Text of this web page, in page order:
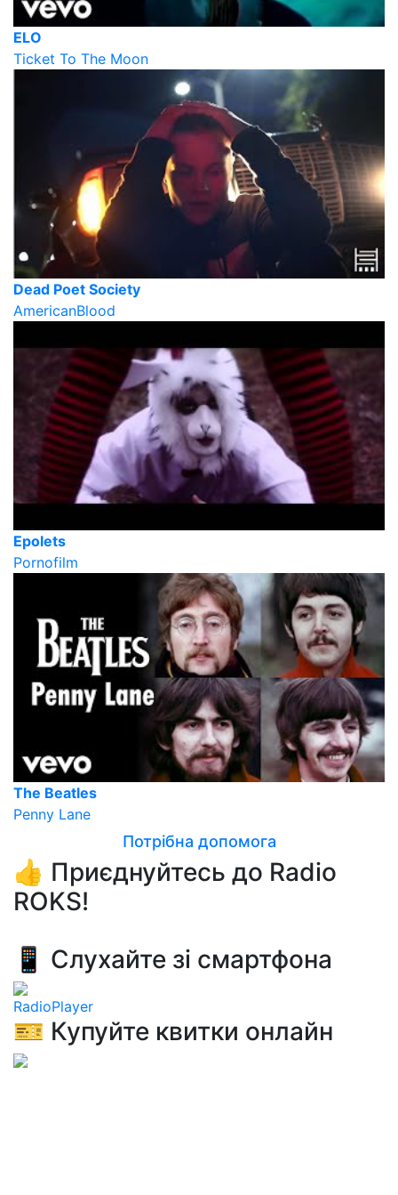
ELO
Ticket To The Moon
Dead Poet Society
AmericanBlood
Epolets
Pornofilm
The Beatles
Penny Lane
Потрібна допомога
👍 Приєднуйтесь до Radio
ROKS!
📱 Слухайте зі смартфона
RadioPlayer
🎫 Купуйте квитки онлайн